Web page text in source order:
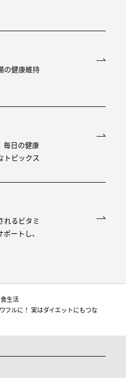
の健康維持
毎日の健康
トピックス
れるビタミ
ートし、
食生活
フルに！ 実はダイエットにもつな